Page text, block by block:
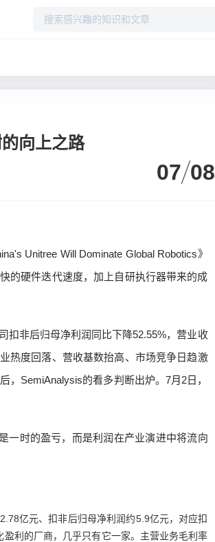
向上之路
07 08
Unitree Will Dominate Global Robotics》
的硬件迭代速度，加上自研执行器带来的成
扣非后归母净利润同比下降52.55%，营业收
热度回落、营收基数抬高、市场竞争日趋激
SemiAnalysis的看多判断出炉。7月2日，
一时的盈亏，而是利润在产业演进中将流向
亿元、扣非后归母净利润约5.9亿元，对应扣
利的厂商，几乎只有它一家。主营业务毛利率